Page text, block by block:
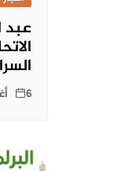
عبد
6 أغسطس، 2026